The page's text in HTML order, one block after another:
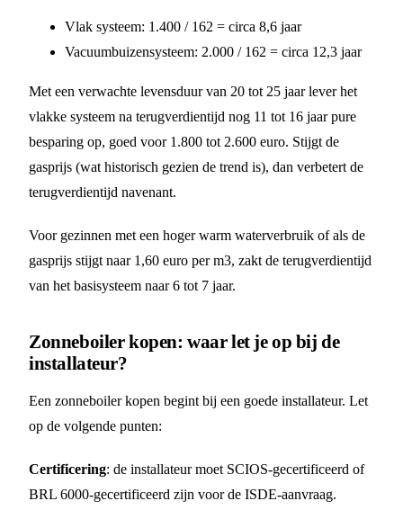
Vlak systeem: 1.400 / 162 = circa 8,6 jaar
Vacuumbuizensysteem: 2.000 / 162 = circa 12,3 jaar
Met een verwachte levensduur van 20 tot 25 jaar lever het
vlakke systeem na terugverdientijd nog 11 tot 16 jaar pure
besparing op, goed voor 1.800 tot 2.600 euro. Stijgt de
gasprijs (wat historisch gezien de trend is), dan verbetert de
terugverdientijd navenant.
Voor gezinnen met een hoger warm waterverbruik of als de
gasprijs stijgt naar 1,60 euro per m3, zakt de terugverdientijd
van het basisysteem naar 6 tot 7 jaar.
Zonneboiler kopen: waar let je op bij de
installateur?
Een zonneboiler kopen begint bij een goede installateur. Let
op de volgende punten:
Certificering: de installateur moet SCIOS-gecertificeerd of
BRL 6000-gecertificeerd zijn voor de ISDE-aanvraag.